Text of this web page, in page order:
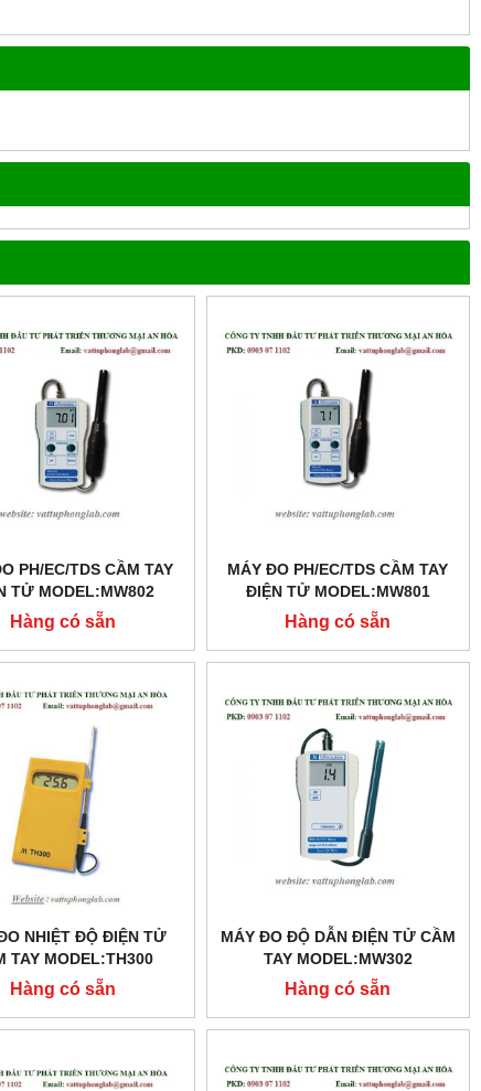
PH/EC/TDS CẦM TAY
TỬ MODEL:MW802
Hàng có sẵn
MÁY ĐO PH/EC/TDS CẦM TAY
ĐIỆN TỬ MODEL:MW801
Hàng có sẵn
NHIỆT ĐỘ ĐIỆN TỬ
TAY MODEL:TH300
Hàng có sẵn
MÁY ĐO ĐỘ DẪN ĐIỆN TỬ CẦM
TAY MODEL:MW302
Hàng có sẵn